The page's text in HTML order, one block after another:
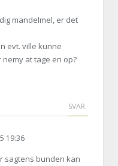
mandelmel, er det
evt. ville kunne
at tage en op?
SVAR
19:36
sagtens bunden kan